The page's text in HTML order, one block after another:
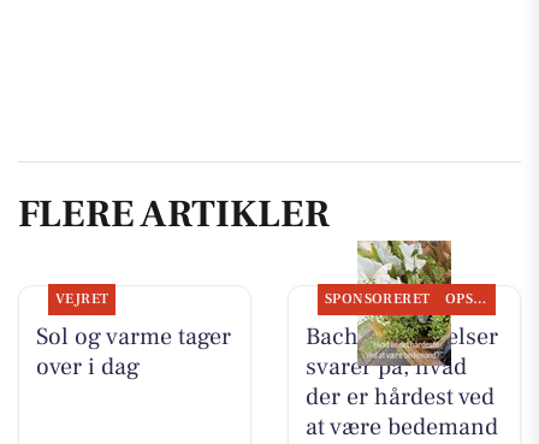
FLERE ARTIKLER
VEJRET
Sol og varme tager
over i dag
SPONSORERET OPSLAGSTAVLEN
Bachs Begravelser
svarer på, hvad
der er hårdest ved
at være bedemand